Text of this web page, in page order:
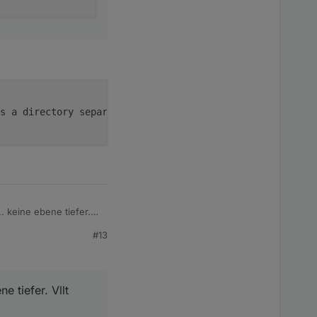
a directory separator (‘/’), thus the expression
keine ebene tiefer.
#13
tiefer. Vllt